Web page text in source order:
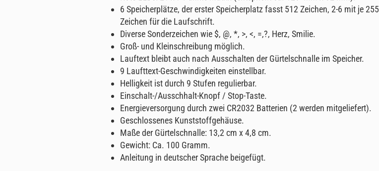
6 Speicherplätze, der erster Speicherplatz fasst 512 Zeichen, 2-6 mit je 255
Zeichen für die Laufschrift.
Diverse Sonderzeichen wie $, @, *, >, <, =,?, Herz, Smilie.
Groß- und Kleinschreibung möglich.
Lauftext bleibt auch nach Ausschalten der Gürtelschnalle im Speicher.
9 Laufttext-Geschwindigkeiten einstellbar.
Helligkeit ist durch 9 Stufen regulierbar.
Einschalt-/Ausschhalt-Knopf / Stop-Taste.
Energieversorgung durch zwei CR2032 Batterien (2 werden mitgeliefert).
Geschlossenes Kunststoffgehäuse.
Maße der Gürtelschnalle: 13,2 cm x 4,8 cm.
Gewicht: Ca. 100 Gramm.
Anleitung in deutscher Sprache beigefügt.